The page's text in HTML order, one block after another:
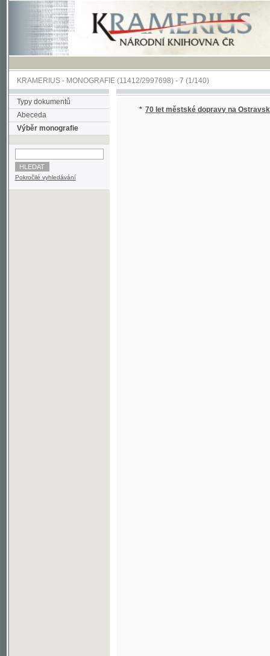
KRAMERIUS-MONOGRAFIE(11412/2997698) -7 (1/140)
Typy dokumentů
Abeceda
Výběr monografie
Pokročilé vyhledávání